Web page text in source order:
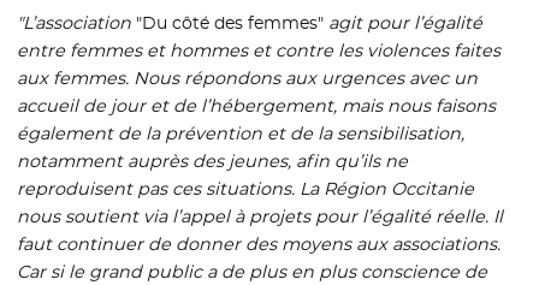
"L’association "Du côté des femmes" agit pour l’égalité
entre femmes et hommes et contre les violences faites
aux femmes. Nous répondons aux urgences avec un
accueil de jour et de l’hébergement, mais nous faisons
également de la prévention et de la sensibilisation,
notamment auprès des jeunes, afin qu’ils ne
reproduisent pas ces situations. La Région Occitanie
nous soutient via l’appel à projets pour l’égalité réelle. Il
faut continuer de donner des moyens aux associations.
Car si le grand public a de plus en plus conscience de